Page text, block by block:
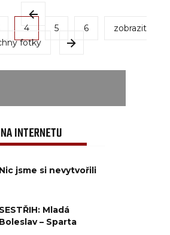
4 5 6
zobrazit
fotky
INTERNETU
Nic jsme si nevytvořili
SESTŘIH: Mladá
Boleslav – Sparta